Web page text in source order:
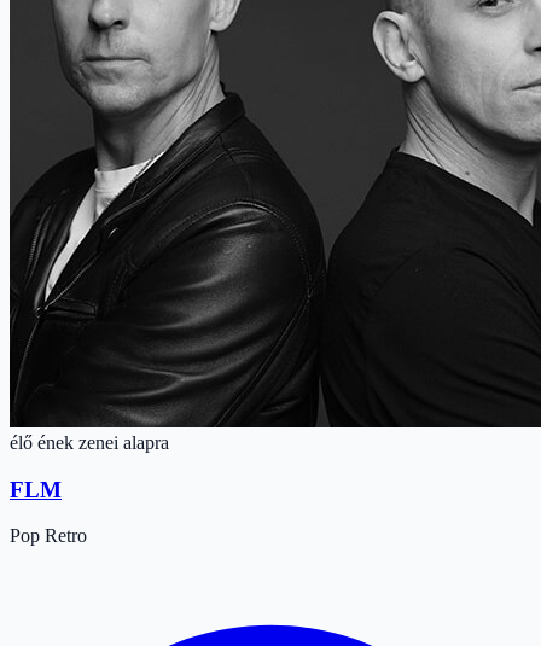
élő ének zenei alapra
FLM
Pop Retro